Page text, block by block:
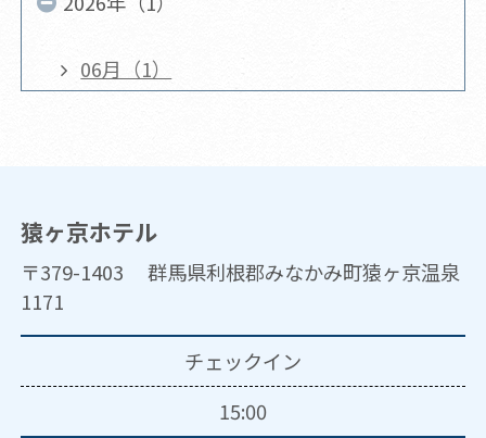
06月（1）
猿ヶ京ホテル
〒379-1403 群馬県利根郡みなかみ町猿ヶ京温泉
1171
チェックイン
15:00